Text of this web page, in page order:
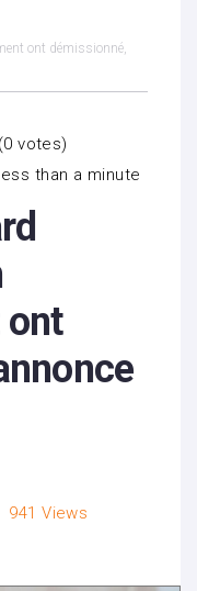
ont démissionné,
(0 votes)
than a minute
ont
941 Views